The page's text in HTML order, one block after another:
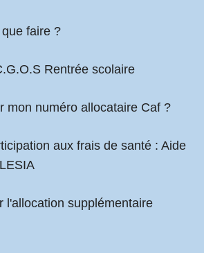
faire ?
Rentrée scolaire
mon numéro allocataire Caf ?
aux frais de santé : Aide
l'allocation supplémentaire